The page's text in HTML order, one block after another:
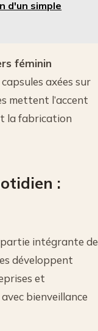
d'un simple
féminin
axées sur
mettent l’accent
la fabrication
:
partie intégrante de
développent
et
bienveillance